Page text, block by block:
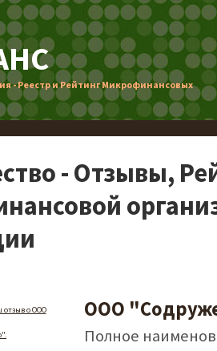
- Реестр и Рейтинг Микрофинансовых
- Отзывы,
отзыв о ООО ООО
Полное